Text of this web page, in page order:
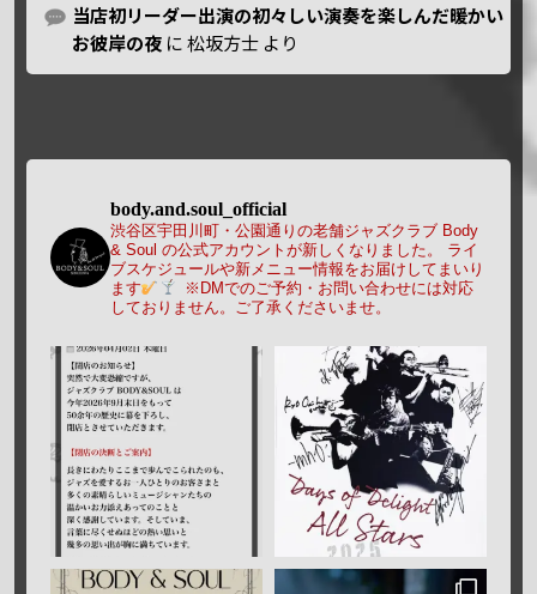
当店初リーダー出演の初々しい演奏を楽しんだ暖かい
お彼岸の夜 に松坂方士 より
body.and.soul_official
渋谷区宇田川町・公園通りの老舗ジャズクラブ Body
& Soul の公式アカウントが新しくなりました。
ライ
ブスケジュールや新メニュー情報をお届けしてまいり
ます
※DMでのご予約・お問い合わせには対応
しておりません。ご了承くださいませ。